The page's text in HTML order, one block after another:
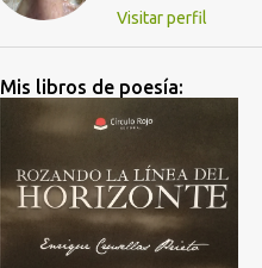
Visitar perfil
Mis libros de poesía: